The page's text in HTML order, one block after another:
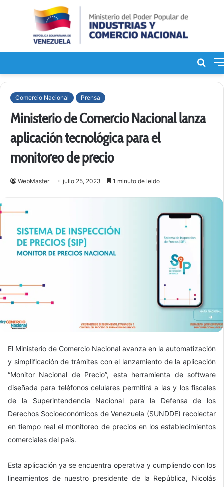
de
Comercio Nacional Prensa
Ministerio de Comercio Nacional lanza
aplicación tecnológica para el
monitoreo de precio
WebMaster julio 25, 2023 1 minuto de leido
El Ministerio de Comercio Nacional avanza en la automatización
y simplificación de trámites con el lanzamiento de la aplicación
“Monitor Nacional de Precio”, esta herramienta de software
diseñada para teléfonos celulares permitirá a las y los fiscales
de la Superintendencia Nacional para la Defensa de los
Derechos Socioeconómicos de Venezuela (SUNDDE) recolectar
en tiempo real el monitoreo de precios en los establecimientos
comerciales del país.
Esta aplicación ya se encuentra operativa y cumpliendo con los
lineamientos de nuestro presidente de la República, Nicolás